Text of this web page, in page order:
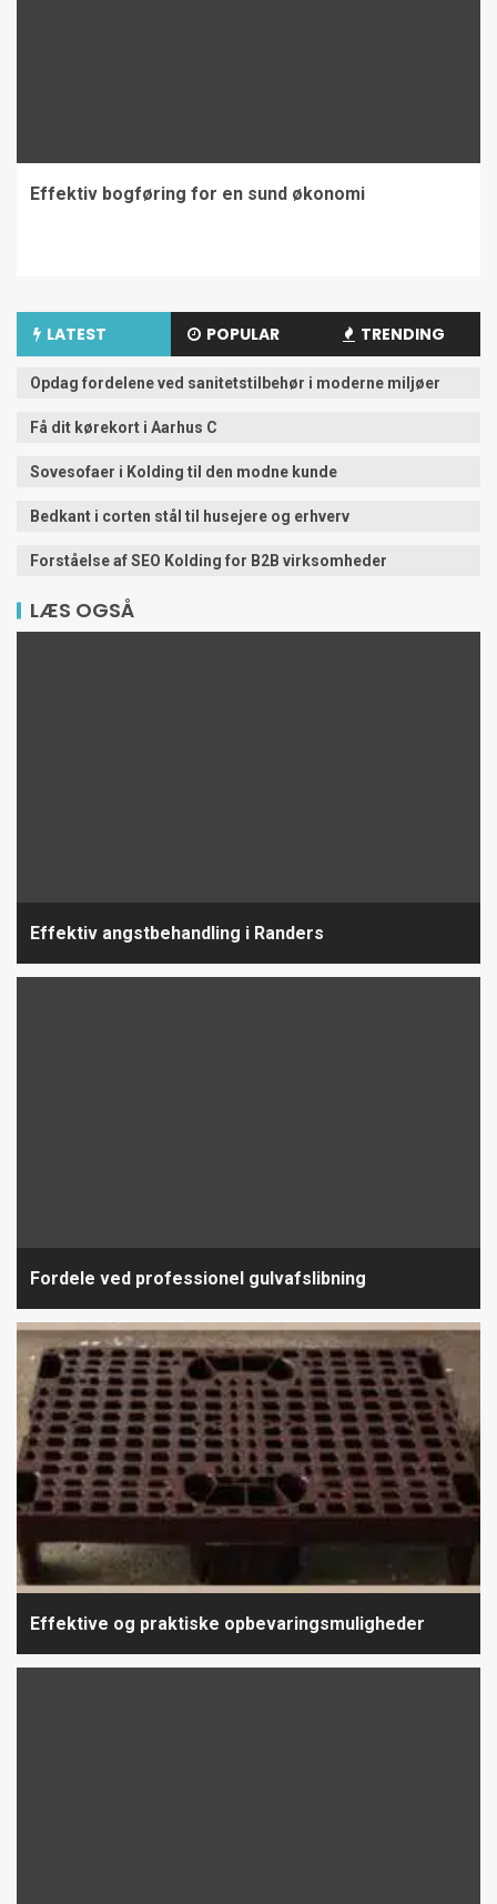
Effektiv bogføring for en sund økonomi
LATEST POPULAR TRENDING
Opdag fordelene ved sanitetstilbehør i moderne miljøer
Få dit kørekort i Aarhus C
Sovesofaer i Kolding til den modne kunde
Bedkant i corten stål til husejere og erhverv
Forståelse af SEO Kolding for B2B virksomheder
LÆS OGSÅ
Effektiv angstbehandling i Randers
Fordele ved professionel gulvafslibning
Effektive og praktiske opbevaringsmuligheder